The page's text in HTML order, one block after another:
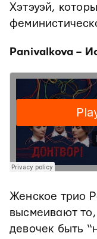
Хэтэуэй,
Panivalkova –
Женское трио
высмеивают
девочек быть